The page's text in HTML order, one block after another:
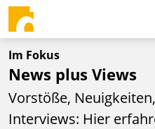
Im Fokus
News plus Views
Vorstöße,
Interviews: Hier